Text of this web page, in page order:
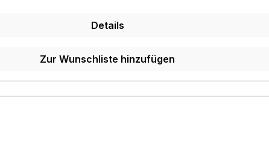
Details
Zur Wunschliste hinzufügen